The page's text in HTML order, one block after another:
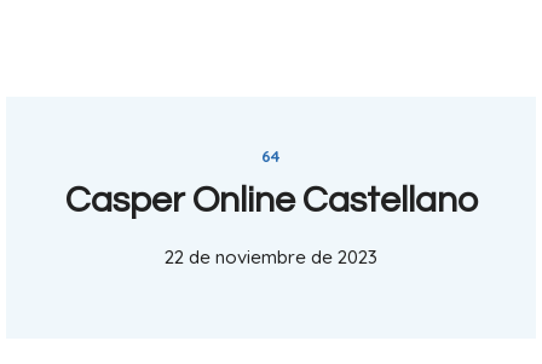
64
Casper Online Castellano
22 de noviembre de 2023